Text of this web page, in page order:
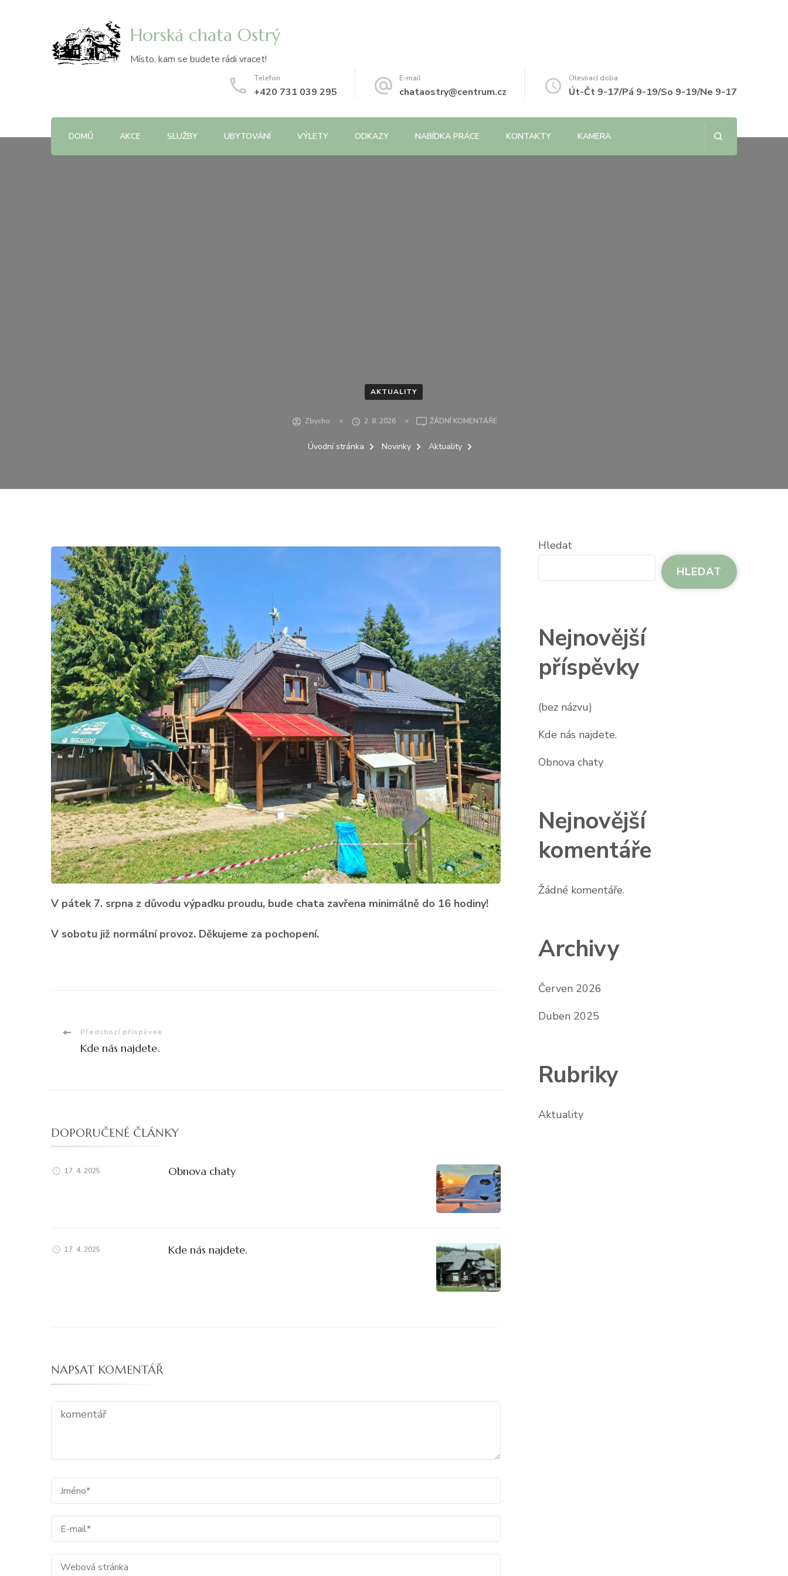
Horská chata Ostrý
Místo, kam se budete rádi vracet!
Telefon
+420 731 039 295
E-mail
chataostry@centrum.cz
Otevírací doba
Út-Čt 9-17/Pá 9-19/So 9-19/Ne 9-17
DOMŮ AKCE SLUŽBY UBYTOVÁNÍ VÝLETY ODKAZY NABÍDKA PRÁCE KONTAKTY KAMERA
AKTUALITY
Zbycho 2. 8. 2026 ŽÁDNÍ KOMENTÁŘEU
Úvodní stránka Novinky Aktuality
V pátek 7. srpna z důvodu výpadku proudu, bude chata zavřena minimálně do 16 hodiny!
V sobotu již normální provoz. Děkujeme za pochopení.
Navigace
Předchozí příspěvek
Kde nás najdete.
DOPORUČENÉ ČLÁNKY
17. 4. 2025 Obnova chaty
17. 4. 2025 Kde nás najdete.
NAPSAT KOMENTÁŘ
Hledat
HLEDAT
Nejnovější
příspěvky
(bez názvu)
Kde nás najdete.
Obnova chaty
Nejnovější
komentáře
Žádné komentáře.
Archivy
Červen 2026
Duben 2025
Rubriky
Aktuality